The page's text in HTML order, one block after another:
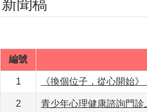
新聞稿
編號
1 《換個位子，從心開始
2 青少年心理健康諮詢門